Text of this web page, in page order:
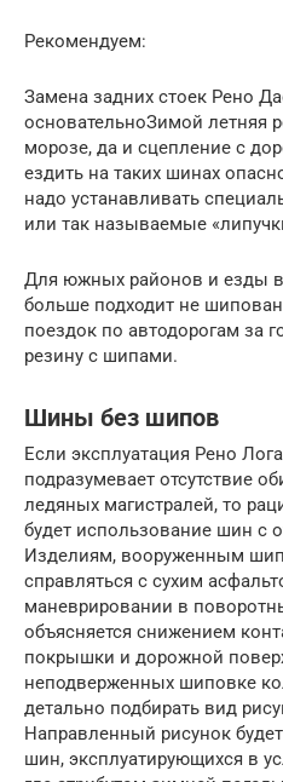
Рекомендуем:
Замена задних стоек Рено
основательноЗимой летняя
морозе, да и сцепление с
ездить на таких шинах
надо устанавливать
или так называемые
Для южных районов и езды в
больше подходит не
поездок по автодорогам за
резину с шипами.
Шины без шипов
Если эксплуатация Рено
подразумевает отсутствие
ледяных магистралей, то
будет использование шин с
Изделиям, вооруженным
справляться с сухим
маневрировании в
объясняется снижением
покрышки и дорожной
неподверженных шиповке
детально подбирать вид
Направленный рисунок
шин, эксплуатирующихся в